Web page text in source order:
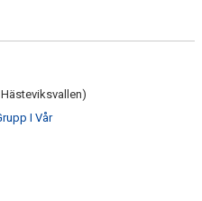
I Vår